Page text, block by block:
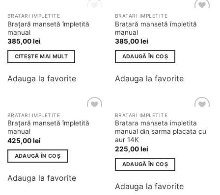
Adauga
la
STOC EPUIZAT
BRATARI IMPLETITE
Brațară mansetă împletită
manual
385,00lei
CITEȘTE MAI MULT
Adauga la favorite
Adauga
la
BRATARI IMPLETITE
Brațară mansetă împletită
manual
385,00lei
ADAUGĂ ÎN COȘ
Adauga la favorite
Adauga
la
BRATARI IMPLETITE
Brațară mansetă împletită
manual
425,00lei
ADAUGĂ ÎN COȘ
Adauga la favorite
Adauga
la
favorite
BRATARI IMPLETITE
Bratara manseta impletita
manual din sarma placata cu
aur 14K
225,00lei
ADAUGĂ ÎN COȘ
Adauga la favorite